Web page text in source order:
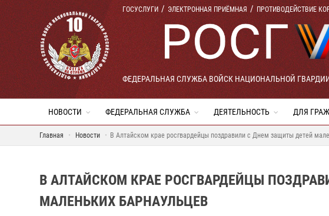
ГОСУСЛУГИ ЭЛЕКТРОННАЯ ПРИЁМНАЯ ПРОТИВОДЕЙСТВИЕ
ФЕДЕРАЛЬНАЯ СЛУЖБА ВОЙСК НАЦИОНАЛЬНОЙ
НОВОСТИ ФЕДЕРАЛЬНАЯ СЛУЖБА ДЕЯТЕЛЬНОСТЬ ДЛЯ
Главная Новости В Алтайском крае росгвардейцы поздравили с Днем защиты детей
В АЛТАЙСКОМ КРАЕ РОСГВАРДЕЙЦЫ
МАЛЕНЬКИХ БАРНАУЛЬЦЕВ